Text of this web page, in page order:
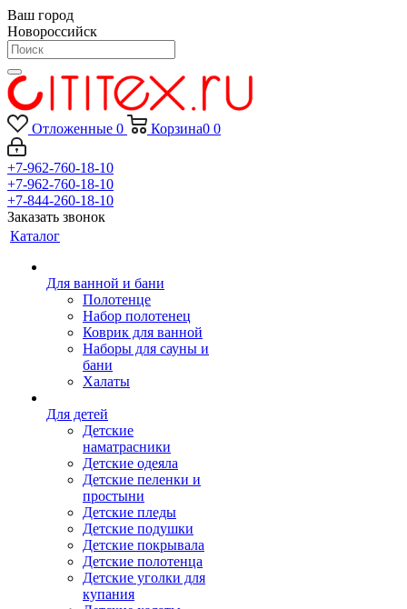
Ваш город
Новороссийск
Отложенные 0 Корзина0 0
+7-962-760-18-10
+7-962-760-18-10
+7-844-260-18-10
Заказать звонок
Каталог
Для ванной и бани
Полотенце
Набор полотенец
Коврик для ванной
Наборы для сауны и
бани
Халаты
Для детей
Детские
наматрасники
Детские одеяла
Детские пеленки и
простыни
Детские пледы
Детские подушки
Детские покрывала
Детские полотенца
Детские уголки для
купания